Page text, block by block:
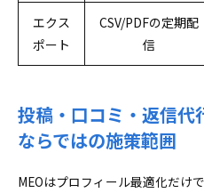
エクス
ポート
CSV/PDFの定期配
信
投稿・口コミ・返信代
ならではの施策範囲
MEOはプロフィール最適化だけで